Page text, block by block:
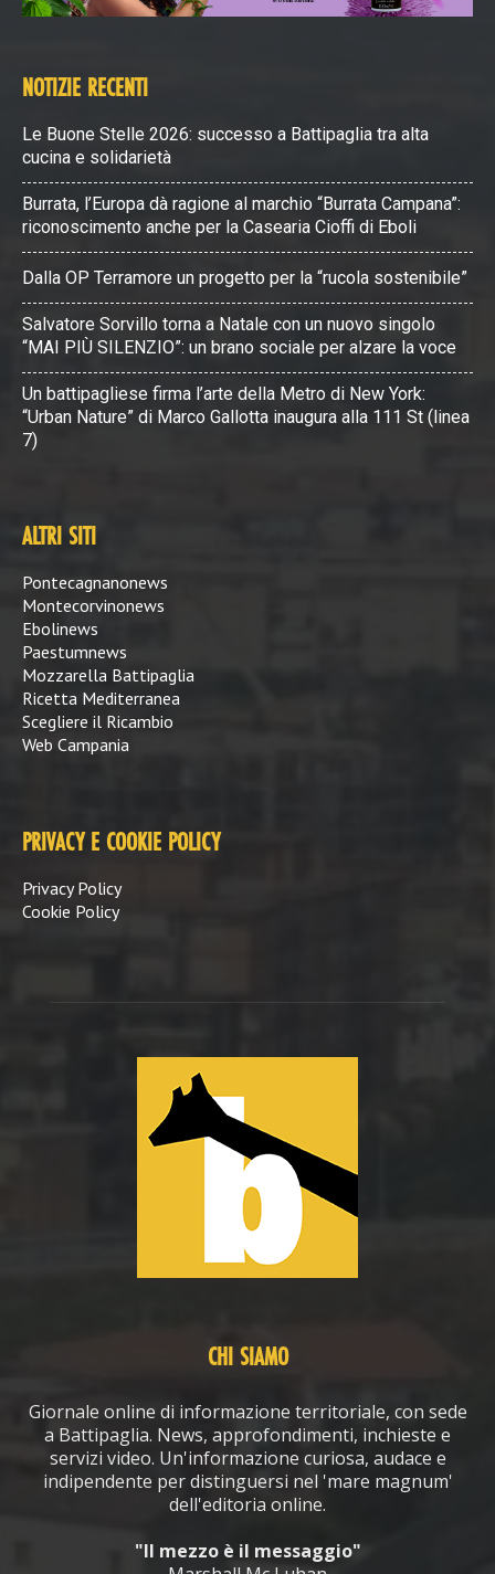
NOTIZIE RECENTI
Le Buone Stelle 2026: successo a Battipaglia tra alta
cucina e solidarietà
Burrata, l’Europa dà ragione al marchio “Burrata Campana”:
riconoscimento anche per la Casearia Cioffi di Eboli
Dalla OP Terramore un progetto per la “rucola sostenibile”
Salvatore Sorvillo torna a Natale con un nuovo singolo
“MAI PIÙ SILENZIO”: un brano sociale per alzare la voce
Un battipagliese firma l’arte della Metro di New York:
“Urban Nature” di Marco Gallotta inaugura alla 111 St (linea
7)
ALTRI SITI
Pontecagnanonews
Montecorvinonews
Ebolinews
Paestumnews
Mozzarella Battipaglia
Ricetta Mediterranea
Scegliere il Ricambio
Web Campania
PRIVACY E COOKIE POLICY
Privacy Policy
Cookie Policy
CHI SIAMO
Giornale online di informazione territoriale, con sede
a Battipaglia. News, approfondimenti, inchieste e
servizi video. Un'informazione curiosa, audace e
indipendente per distinguersi nel 'mare magnum'
dell'editoria online.
"Il mezzo è il messaggio"